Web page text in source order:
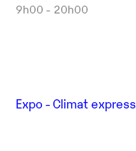
9h00 - 20h00
Expo - Climat express